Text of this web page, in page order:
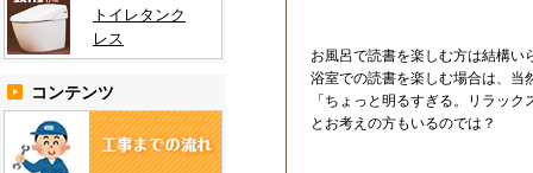
お風呂で読書を楽しむ方は結構い
浴室での読書を楽しむ場合は、当
「ちょっと明るすぎる。リラッ
とお考えの方もいるのでは？
トイレタンク
レス
コンテンツ